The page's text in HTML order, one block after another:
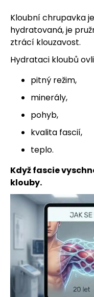
Kloubní chrupavka
hydratovaná, je
ztrácí klouzavost.
Hydrataci kloubů
pitný režim,
minerály,
pohyb,
kvalita fascií,
teplo.
Když fascie
klouby.